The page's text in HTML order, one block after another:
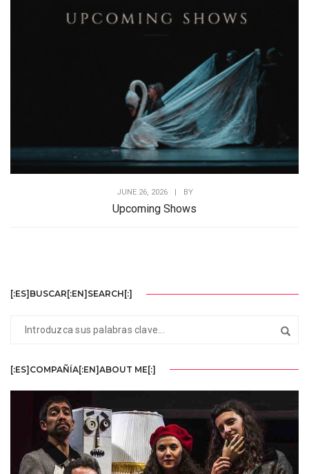
JUNE 26, 2026 BY
Upcoming Shows
[:ES]BUSCAR[:EN]SEARCH[:]
[:ES]COMPAÑÍA[:EN]ABOUT ME[:]